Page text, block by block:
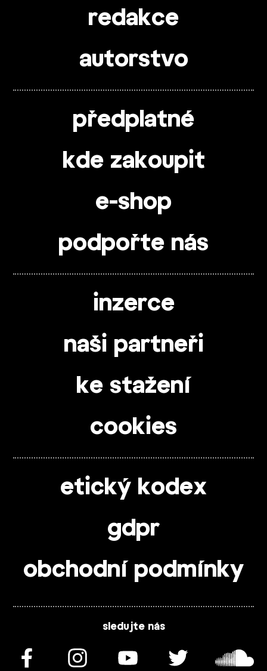
redakce
autorstvo
předplatné
kde zakoupit
e-shop
podpořte nás
inzerce
naši partneři
ke stažení
cookies
etický kodex
gdpr
obchodní podmínky
sledujte nás